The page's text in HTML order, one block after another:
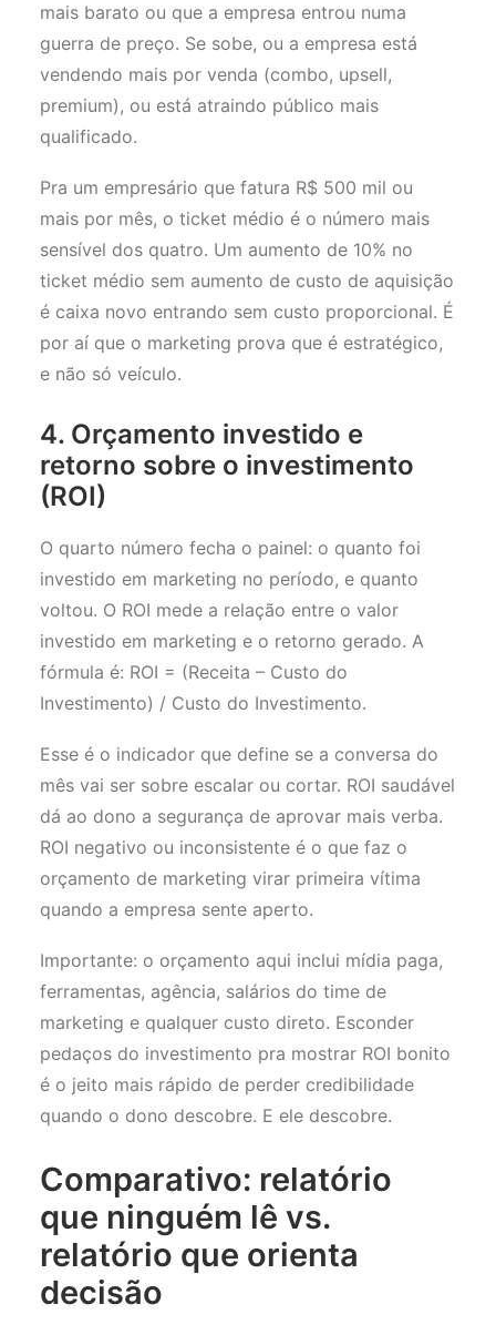
mais barato ou que a empresa entrou numa
guerra de preço. Se sobe, ou a empresa está
vendendo mais por venda (combo, upsell,
premium), ou está atraindo público mais
qualificado.
Pra um empresário que fatura R$ 500 mil ou
mais por mês, o ticket médio é o número mais
sensível dos quatro. Um aumento de 10% no
ticket médio sem aumento de custo de aquisição
é caixa novo entrando sem custo proporcional. É
por aí que o marketing prova que é estratégico,
e não só veículo.
4. Orçamento investido e
retorno sobre o investimento
(ROI)
O quarto número fecha o painel: o quanto foi
investido em marketing no período, e quanto
voltou. O ROI mede a relação entre o valor
investido em marketing e o retorno gerado. A
fórmula é: ROI = (Receita – Custo do
Investimento) / Custo do Investimento.
Esse é o indicador que define se a conversa do
mês vai ser sobre escalar ou cortar. ROI saudável
dá ao dono a segurança de aprovar mais verba.
ROI negativo ou inconsistente é o que faz o
orçamento de marketing virar primeira vítima
quando a empresa sente aperto.
Importante: o orçamento aqui inclui mídia paga,
ferramentas, agência, salários do time de
marketing e qualquer custo direto. Esconder
pedaços do investimento pra mostrar ROI bonito
é o jeito mais rápido de perder credibilidade
quando o dono descobre. E ele descobre.
Comparativo: relatório
que ninguém lê vs.
relatório que orienta
decisão